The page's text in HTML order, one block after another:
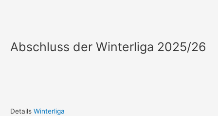
Abschluss der Winterliga 2025/26
DetailsWinterliga